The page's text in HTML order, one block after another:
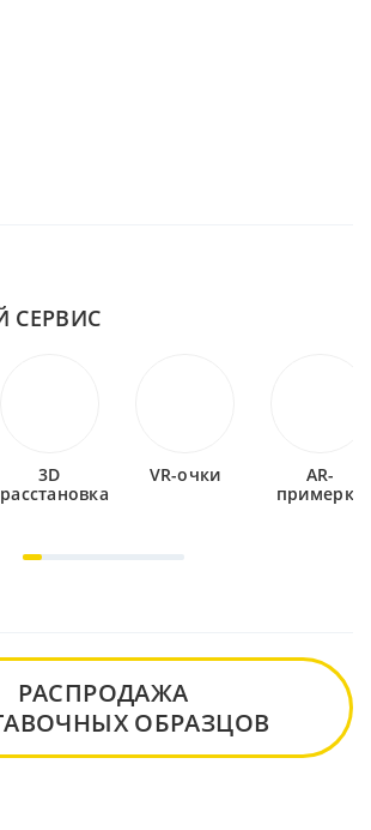
СЕРВИС
3D
расстановка
VR-очки
AR-
примерка
РАСПРОДАЖА
ОБРАЗЦОВ